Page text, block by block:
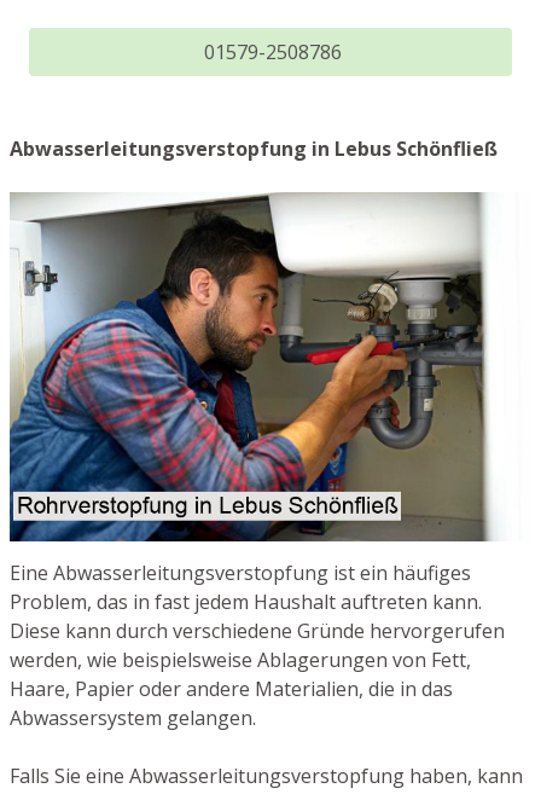
01579-2508786
Abwasserleitungsverstopfung in Lebus Schönfließ
Eine Abwasserleitungsverstopfung ist ein häufiges
Problem, das in fast jedem Haushalt auftreten kann.
Diese kann durch verschiedene Gründe hervorgerufen
werden, wie beispielsweise Ablagerungen von Fett,
Haare, Papier oder andere Materialien, die in das
Abwassersystem gelangen.
Falls Sie eine Abwasserleitungsverstopfung haben, kann